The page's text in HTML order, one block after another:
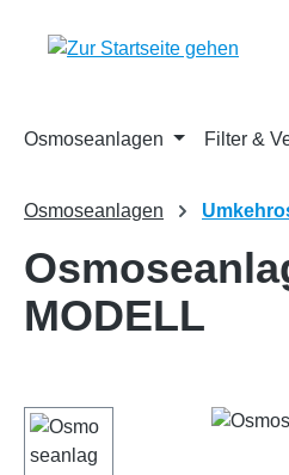
Osmoseanlagen Filter &
Osmoseanlagen
MODELL
Bildergalerie überspringen